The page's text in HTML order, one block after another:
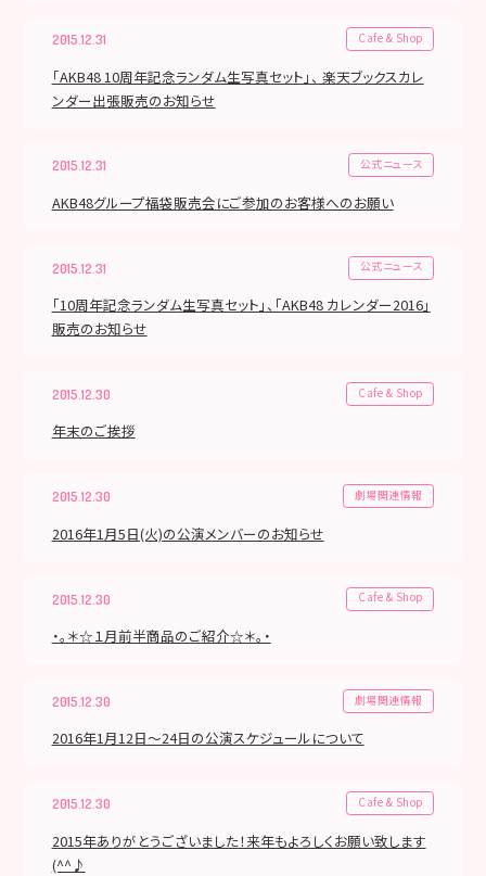
2015.12.31 Cafe & Shop
「AKB48 10周年記念ランダム生写真セット」、 楽天ブックスカレ
ンダー出張販売のお知らせ
2015.12.31 公式ニュース
AKB48グループ福袋販売会にご参加のお客様へのお願い
2015.12.31 公式ニュース
「10周年記念ランダム生写真セット」、「AKB48 カレンダー2016」
販売のお知らせ
2015.12.30 Cafe & Shop
年末のご挨拶
2015.12.30 劇場関連情報
2016年1月5日(火)の公演メンバーのお知らせ
2015.12.30 Cafe & Shop
・。＊☆１月前半商品のご紹介☆＊。・
2015.12.30 劇場関連情報
2016年1月12日～24日の公演スケジュールについて
2015.12.30 Cafe & Shop
2015年ありがとうございました！来年もよろしくお願い致します
(^^♪